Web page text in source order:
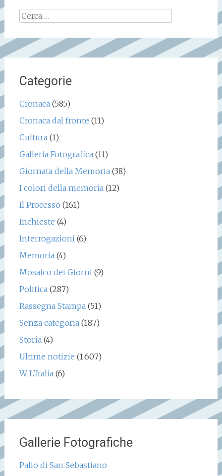
Ricerca
per:
Categorie
Cronaca (585)
Cronaca dal fronte (11)
Cultura (1)
Galleria Fotografica (11)
Giornata della Memoria (38)
I colori della memoria (12)
Il Processo (161)
Inchieste (4)
Interrogazioni (6)
Memoria (4)
Mosaico dei Giorni (9)
Politica (287)
Rassegna Stampa (51)
Senza categoria (187)
Storia (4)
Ultime notizie (1.607)
W L'Italia (6)
Gallerie Fotografiche
Palio di San Sebastiano